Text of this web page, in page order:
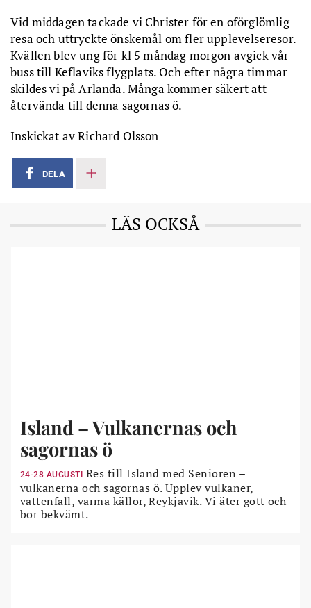
Vid middagen tackade vi Christer för en oförglömlig
resa och uttryckte önskemål om fler upplevelseresor.
Kvällen blev ung för kl 5 måndag morgon avgick vår
buss till Keflaviks flygplats. Och efter några timmar
skildes vi på Arlanda. Många kommer säkert att
återvända till denna sagornas ö.
Inskickat av Richard Olsson
DELA
LÄS OCKSÅ
Island – Vulkanernas och
sagornas ö
24-28 AUGUSTI
Res till Island med Senioren –
vulkanerna och sagornas ö. Upplev vulkaner,
vattenfall, varma källor, Reykjavik. Vi äter gott och
bor bekvämt.